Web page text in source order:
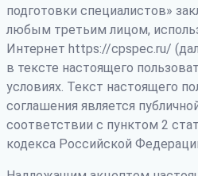
подготовки специалистов»
любым третьим лицом,
Интернет https://cpspec.ru/
в тексте настоящего
условиях. Текст настоящего
соглашения является
соответствии с пунктом 2
кодекса Российской